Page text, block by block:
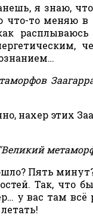
я знаю,
что-то меняю
нахер этих
Пять
Так, что
у вас там всё